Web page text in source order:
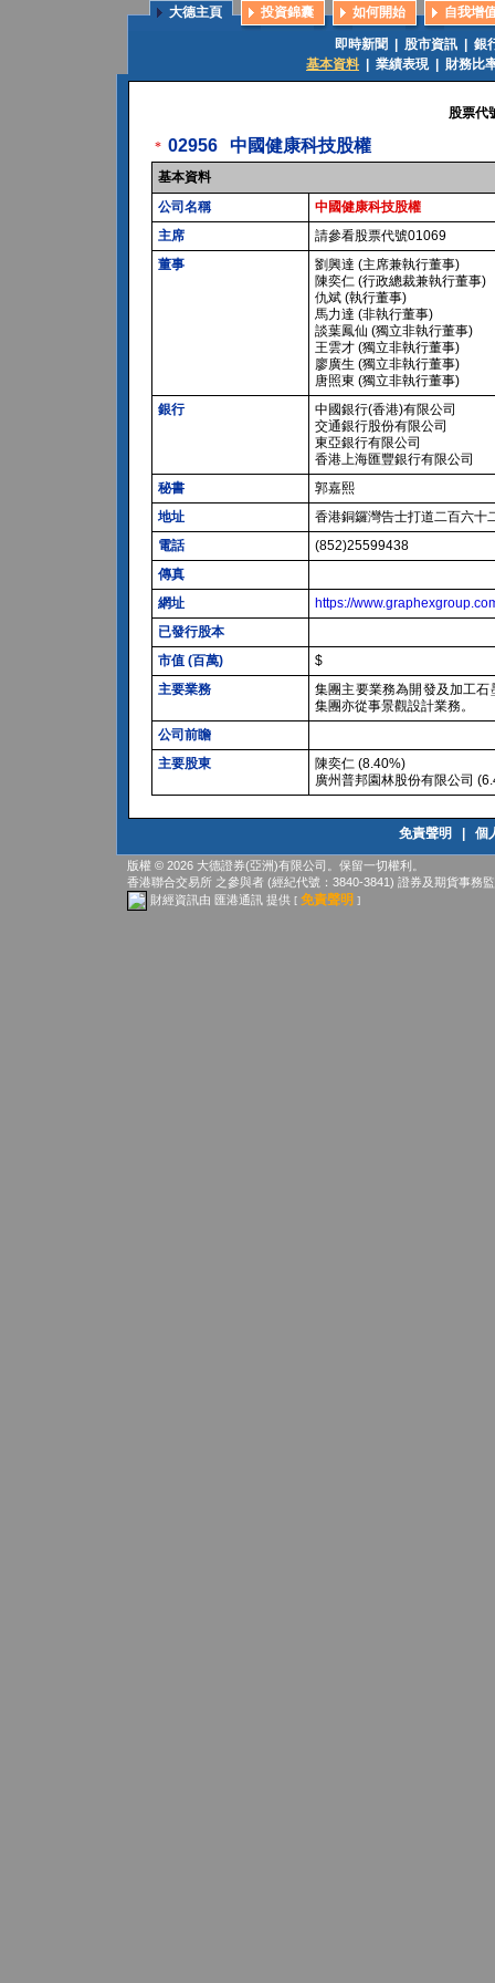
大德主頁 投資錦囊 如何開始 自我增
即時新聞 股市資訊| 銀
基本資料
業績表現| 財務比
股票代
* 02956 中國健康科技股權
基本資料
公司名稱
中國健康科技股權
主席
請參看股票代號01069
董事
劉興達 (主席兼執行董事)
陳奕仁 (行政總裁兼執行董事)
仇斌 (執行董事)
馬力達 (非執行董事)
談葉鳳仙 (獨立非執行董事)
王雲才 (獨立非執行董事)
廖廣生 (獨立非執行董事)
唐照東 (獨立非執行董事)
銀行
中國銀行(香港)有限公司
交通銀行股份有限公司
東亞銀行有限公司
香港上海匯豐銀行有限公司
秘書
郭嘉熙
地址
香港銅鑼灣告士打道二百六十
電話
(852)25599438
傳真
網址
https://
已發行股本
市值 (百萬)
$
主要業務
集團主要業務為開發及加工
集團亦從事景觀設計業務。
公司前瞻
主要股東
陳奕仁 (8.40%)
廣州普邦園林股份有限公司
免責聲明 個
版權 © 2026 大德證券(亞洲)有限公司。保留一切權利。
香港聯合交易所 之參與者 (經紀代號：3840-3841) 證券及期貨事務
財經資訊由 匯港通訊 提供 [ 免責聲明 ]